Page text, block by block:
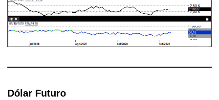
Dólar Futuro